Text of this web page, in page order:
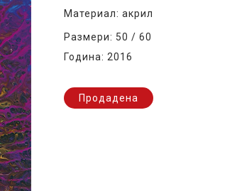
Материал: акрил
Размери: 50 / 60
Година: 2016
Продадена